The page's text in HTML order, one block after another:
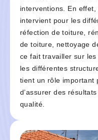
interventions. En
intervient pour les
réfection de toiture,
de toiture, nettoyage
ce fait travailler sur
les différentes
tient un rôle important
d’assurer des
qualité.